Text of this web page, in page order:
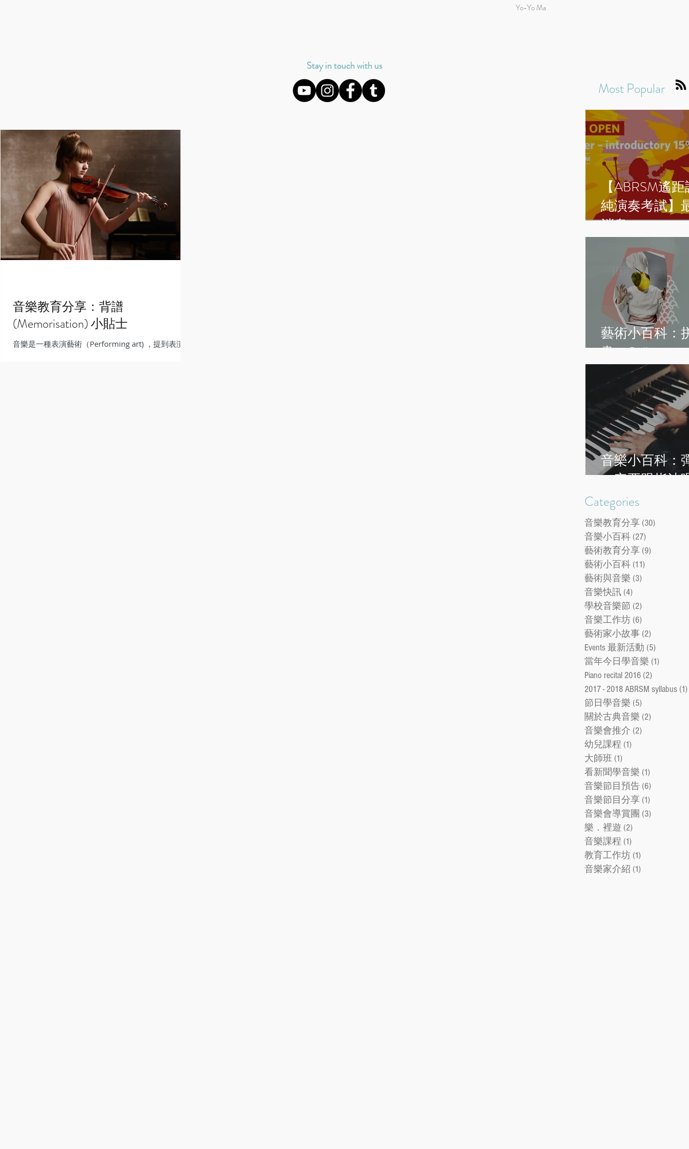
Yo-Yo Ma
Stay in touch with us
音樂教育分享：背譜
(Memorisation) 小貼士
音樂是一種表演藝術（Performing art) ，提到表演，
Most Popular
【ABRSM遙
純演奏考試】
消息
藝術小百科：
畫 - Collage art
音樂小百科：
一定要跟指法
Categories
音樂教育分享 (30)
音樂小百科 (27)
藝術教育分享 (9)
藝術小百科 (11)
藝術與音樂 (3)
音樂快訊 (4)
學校音樂節 (2)
音樂工作坊 (6)
藝術家小故事 (2)
Events 最新活動 (5)
當年今日學音樂 (1)
Piano recital 2016 (2)
2017 - 2018 ABRSM syllabus (1)
節日學音樂 (5)
關於古典音樂 (2)
音樂會推介 (2)
幼兒課程 (1)
大師班 (1)
看新聞學音樂 (1)
音樂節目預告 (6)
音樂節目分享 (1)
音樂會導賞團 (3)
樂．裡遊 (2)
音樂課程 (1)
教育工作坊 (1)
音樂家介紹 (1)